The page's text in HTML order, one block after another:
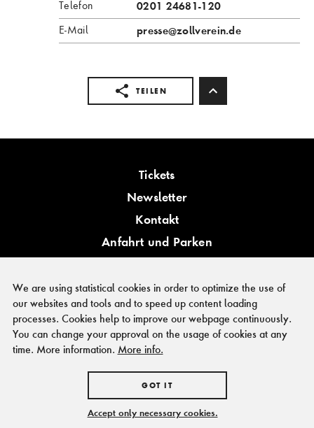
Telefon
0201 24681-120
E-Mail presse@zollverein.de
TEILEN
Tickets
Newsletter
Kontakt
Anfahrt und Parken
PRESSE
FÖRDERER & KOOPERATIONSPARTNER
IMPRESSUM
HAUSORDNUNG
We are using statistical cookies in order to optimize the use of
our websites and tools and to speed up content loading
processes. Cookies help to improve our webpage continuously.
You can change your approval on the usage of cookies at any
time. More information. More info.
GOT IT
Accept only necessary cookies.